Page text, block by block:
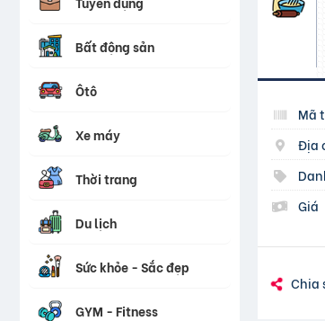
Bất động sản
Ôtô
Xe máy
Thời trang
Du lịch
Sức khỏe - Sắc đẹp
GYM - Fitness
Mã
Địa
Giá
Chia